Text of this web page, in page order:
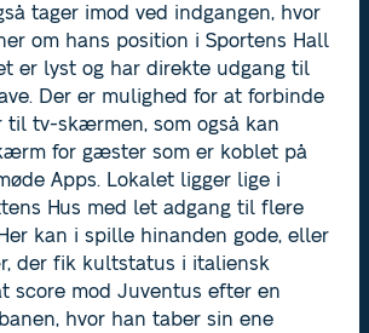
tager imod ved indgangen, hvor
om hans position i Sportens Hall
er lyst og har direkte udgang til
Der er mulighed for at forbinde
tv-skærmen, som også kan
for gæster som er koblet på
Apps. Lokalet ligger lige i
Hus med let adgang til flere
kan i spille hinanden gode, eller
der fik kultstatus i italiensk
score mod Juventus efter en
hvor han taber sin ene